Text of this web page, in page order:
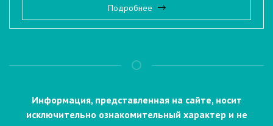
Подробнее
Информация, представленная на сайте, носит
исключительно ознакомительный характер и не